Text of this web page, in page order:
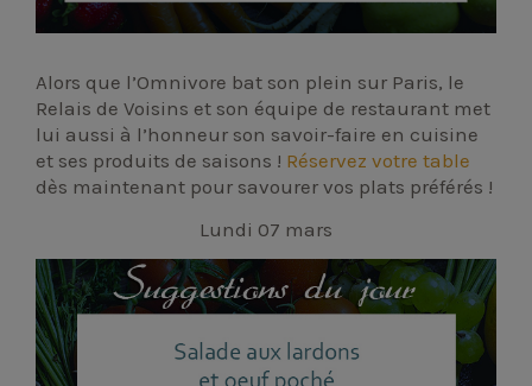
Alors que l’Omnivore bat son plein sur Paris, le
Relais de Voisins et son équipe de restaurant met
lui aussi à l’honneur son savoir-faire en cuisine
et ses produits de saisons ! Réservez votre table
dès maintenant pour savourer vos plats préférés !
Lundi 07 mars